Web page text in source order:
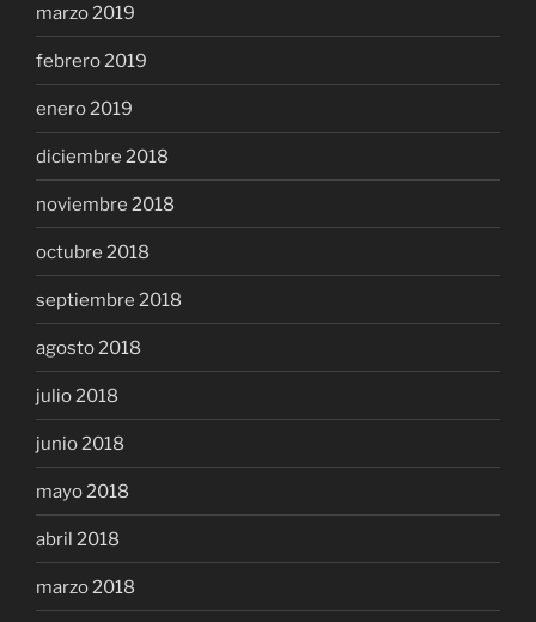
marzo 2019
febrero 2019
enero 2019
diciembre 2018
noviembre 2018
octubre 2018
septiembre 2018
agosto 2018
julio 2018
junio 2018
mayo 2018
abril 2018
marzo 2018